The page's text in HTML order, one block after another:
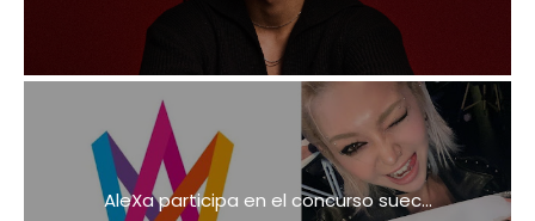
AleXa participa en el concurso suec...